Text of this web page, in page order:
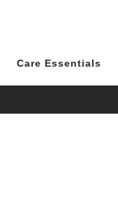
Care Essentials